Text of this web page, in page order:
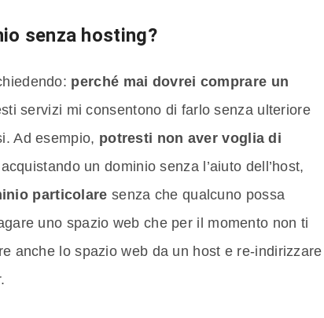
senza hosting?
perché mai dovrei comprare un
servizi mi consentono di farlo senza ulteriore
Ad esempio, potresti non aver voglia di
un dominio senza l’aiuto dell’host,
particolare senza che qualcuno possa
uno spazio web che per il momento non ti
anche lo spazio web da un host e re-indirizzare